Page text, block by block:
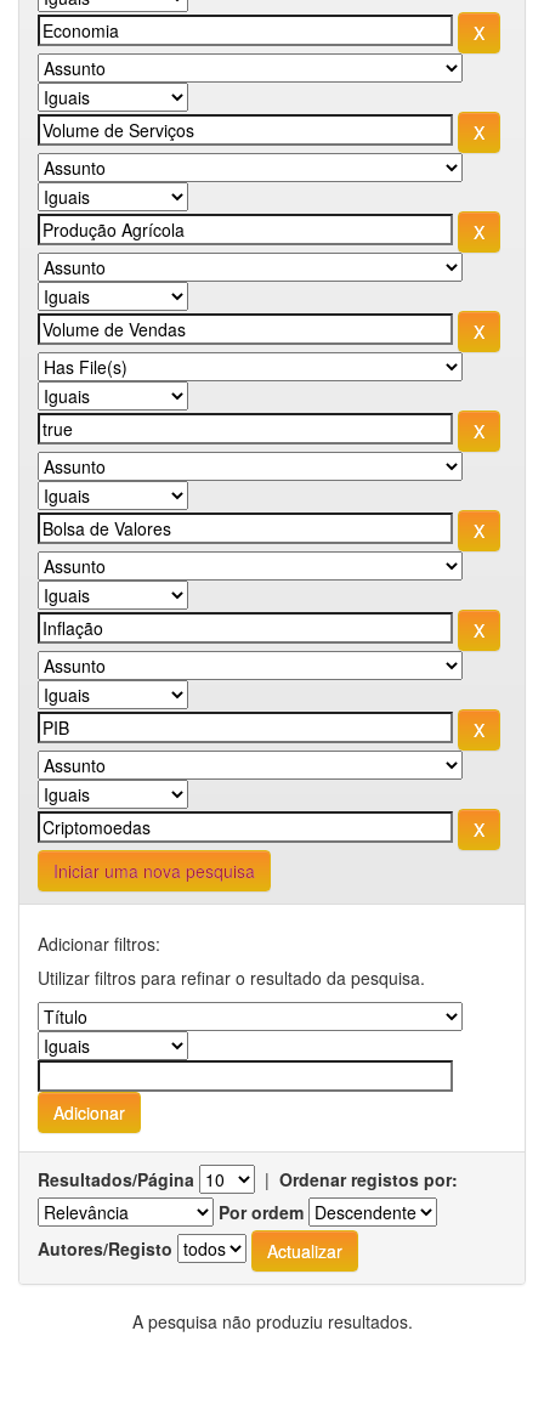
Iniciar uma nova pesquisa
Adicionar filtros:
Utilizar filtros para refinar o resultado da pesquisa.
Resultados/Página | Ordenar registos por:
Por ordem
Autores/Registo
A pesquisa não produziu resultados.